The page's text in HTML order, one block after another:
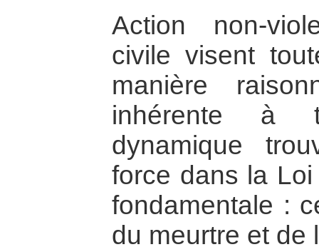
Action non-
civile visent
manière
inhérente à
dynamique
force dans la
fondamentale :
du meurtre et de